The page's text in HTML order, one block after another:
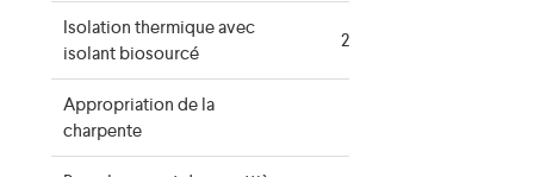
Isolation thermique avec
isolant biosourcé
26 €/m²
Appropriation de la
charpente